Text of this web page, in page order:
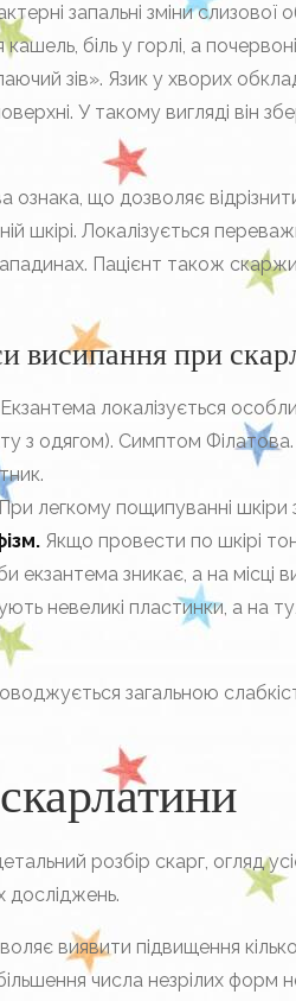
запальні зміни
біль у горлі, а
зів». Язик у хворих
У такому вигляді він
ознака, що дозволяє
шкірі. Локалізується
Пацієнт також
висипання при
Екзантема локалізується
з одягом). Симптом
При легкому пощипуванні шкіри
Якщо провести по шкірі
екзантема зникає, а на місці
невеликі пластинки, а на
загальною
розбір скарг, огляд
досліджень.
виявити підвищення
числа незрілих форм